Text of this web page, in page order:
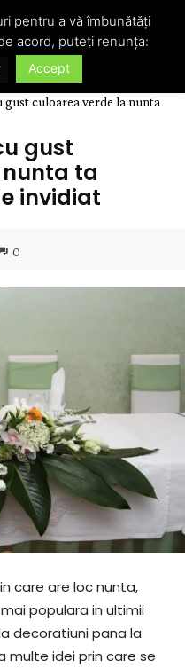
gust culoarea verde la nunta
gust
ta
invidiat
0
care are loc nunta,
populara in ultimii
decoratiuni pana la
multe idei prin care se
pentru a vă îmbunătăți
acord, puteți renunța:
Accept